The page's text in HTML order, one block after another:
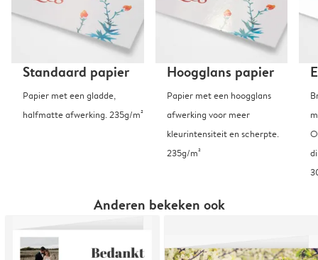
Standaard papier
Papier met een gladde,
halfmatte afwerking. 235g/m²
Hoogglans papier
Papier met een hoogglans
afwerking voor meer
kleurintensiteit en scherpte.
235g/m²
Anderen bekeken ook